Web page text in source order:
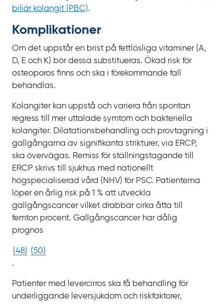
biliär kolangit (PBC).
Komplika­tioner
Om det uppstår en brist på fettlösliga vitaminer (A,
D, E och K) bör dessa substitueras. Ökad risk för
osteoporos finns och ska i förekommande fall
behandlas.
Kolangiter kan uppstå och variera från spontan
regress till mer uttalade symtom och bakteriella
kolangiter. Dilatationsbehandling och provtagning i
gallgångarna av signifikanta strikturer, via ERCP,
ska övervägas. Remiss för ställningstagande till
ERCP skrivs till sjukhus med nationellt
högspecialiserad vård (NHV) för PSC. Patienterna
löper en årlig risk på 1 % att utveckla
gallgångscancer vilket drabbar cirka åtta till
femton procent. Gallgångscancer har dålig
prognos
(48) (50)
.
Patienter med levercirros ska få behandling för
underliggande leversjukdom och riskfaktorer,